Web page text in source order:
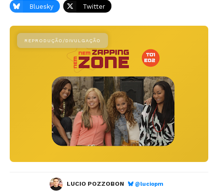
Bluesky Twitter
LUCIO POZZOBON @luciopm